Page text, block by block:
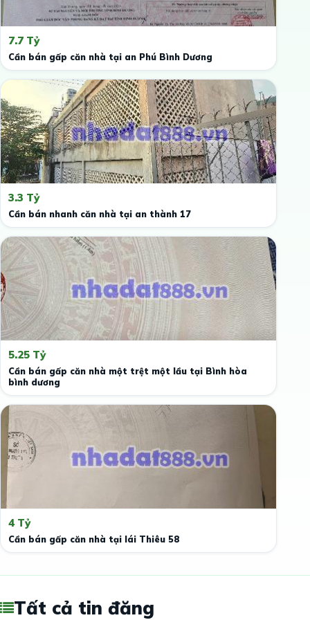
7.7 Tỷ
Cần bán gấp căn nhà tại an Phú Bình Dương
3.3 Tỷ
Cần bán nhanh căn nhà tại an thành 17
5.25 Tỷ
Cần bán gấp căn nhà một trệt một lầu tại Bình hòa
bình dương
4 Tỷ
Cần bán gấp căn nhà tại lái Thiêu 58
Tất cả tin đăng